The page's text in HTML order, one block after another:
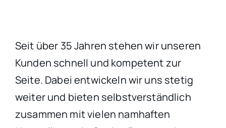
Seit über 35 Jahren stehen wir unseren
Kunden schnell und kompetent zur
Seite. Dabei entwickeln wir uns stetig
weiter und bieten selbstverständlich
zusammen mit vielen namhaften